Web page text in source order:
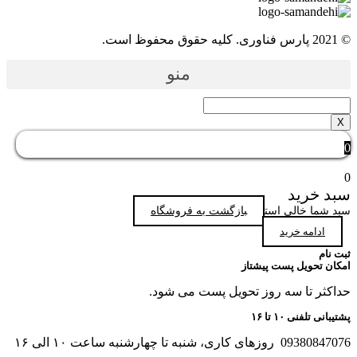
کلیه حقوق محفوظ است.
منو
خرید
شما خالی است
بازگشت به فروشگاه
ادامه خرید
نام
تحویل پست پیشتاز
تا سه روز تحویل پست می شود.
تلفنی ۱۰ تا ۱۶
روزهای کاری، شنبه تا چهارشنبه ساعت ۱۰ الی ۱۶